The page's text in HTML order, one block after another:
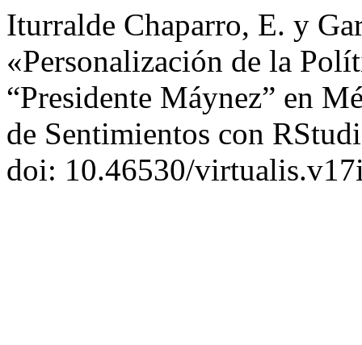
Iturralde Chaparro, E. y
«Personalización de la
“Presidente Máynez” en
de Sentimientos con
doi: 10.46530/